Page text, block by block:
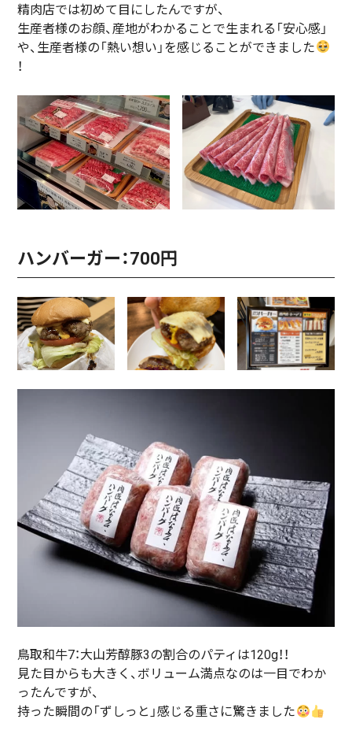
精肉店では初めて目にしたんですが、
生産者様のお顔、産地がわかることで生まれる「安心感」
や、生産者様の「熱い想い」を感じることができました
！
ハンバーガー：700円
鳥取和牛7：大山芳醇豚3の割合のパティは120g！！
見た目からも大きく、ボリューム満点なのは一目でわか
ったんですが、
持った瞬間の「ずしっと」感じる重さに驚きました